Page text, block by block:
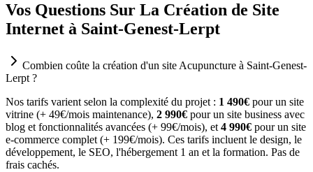
Vos Questions Sur La Création de Site
Internet à Saint-Genest-Lerpt
Combien coûte la création d'un site Acupuncture à Saint-Genest-
Lerpt ?
Nos tarifs varient selon la complexité du projet : 1 490€ pour un site
vitrine (+ 49€/mois maintenance), 2 990€ pour un site business avec
blog et fonctionnalités avancées (+ 99€/mois), et 4 990€ pour un site
e-commerce complet (+ 199€/mois). Ces tarifs incluent le design, le
développement, le SEO, l'hébergement 1 an et la formation. Pas de
frais cachés.